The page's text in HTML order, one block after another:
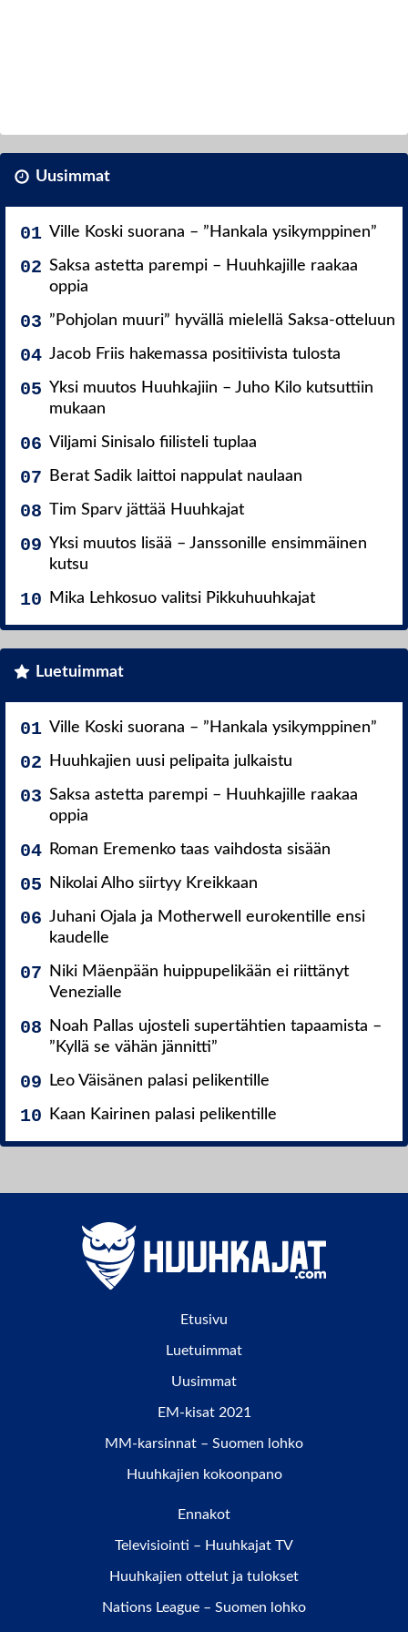
Uusimmat
Ville Koski suorana – ”Hankala ysikymppinen”
Saksa astetta parempi – Huuhkajille raakaa
oppia
”Pohjolan muuri” hyvällä mielellä Saksa-otteluun
Jacob Friis hakemassa positiivista tulosta
Yksi muutos Huuhkajiin – Juho Kilo kutsuttiin
mukaan
Viljami Sinisalo fiilisteli tuplaa
Berat Sadik laittoi nappulat naulaan
Tim Sparv jättää Huuhkajat
Yksi muutos lisää – Janssonille ensimmäinen
kutsu
Mika Lehkosuo valitsi Pikkuhuuhkajat
Luetuimmat
Ville Koski suorana – ”Hankala ysikymppinen”
Huuhkajien uusi pelipaita julkaistu
Saksa astetta parempi – Huuhkajille raakaa
oppia
Roman Eremenko taas vaihdosta sisään
Nikolai Alho siirtyy Kreikkaan
Juhani Ojala ja Motherwell eurokentille ensi
kaudelle
Niki Mäenpään huippupelikään ei riittänyt
Venezialle
Noah Pallas ujosteli supertähtien tapaamista –
”Kyllä se vähän jännitti”
Leo Väisänen palasi pelikentille
Kaan Kairinen palasi pelikentille
Etusivu
Luetuimmat
Uusimmat
EM-kisat 2021
MM-karsinnat – Suomen lohko
Huuhkajien kokoonpano
Ennakot
Televisiointi – Huuhkajat TV
Huuhkajien ottelut ja tulokset
Nations League – Suomen lohko